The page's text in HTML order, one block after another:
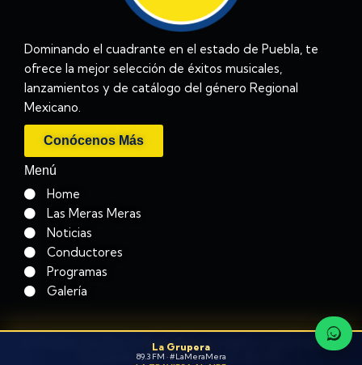
Dominando el cuadrante en el estado de Puebla, te
ofrece la mejor selección de éxitos musicales,
lanzamientos y de catálogo del género Regional
Mexicano.
Conócenos Más
Menú
Home
Las Meras Meras
Noticias
Conductores
Programas
Galería
© Todos los Derechos Reservados Operadora
de Radio de Puebla, S.A de CV
La Grupera
89.3 FM · #LaMeraMera